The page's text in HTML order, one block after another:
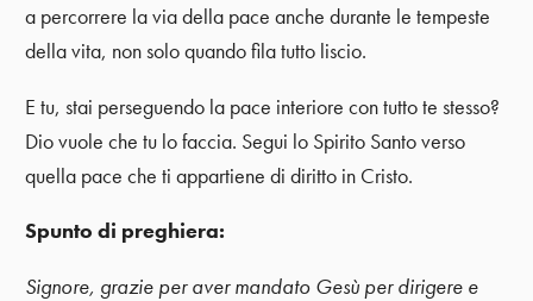
a percorrere la via della pace anche durante le tempeste
della vita, non solo quando fila tutto liscio.
E tu, stai perseguendo la pace interiore con tutto te stesso?
Dio vuole che tu lo faccia. Segui lo Spirito Santo verso
quella pace che ti appartiene di diritto in Cristo.
Spunto di preghiera:
Signore, grazie per aver mandato Gesù per dirigere e